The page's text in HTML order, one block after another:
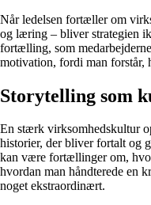
Når ledelsen fortæller om
og læring – bliver strategien
fortælling, som
motivation, fordi man forstår,
Storytelling som
En stærk virksomhedskultur
historier, der bliver fortalt og
kan være fortællinger om,
hvordan man håndterede en
noget ekstraordinært.